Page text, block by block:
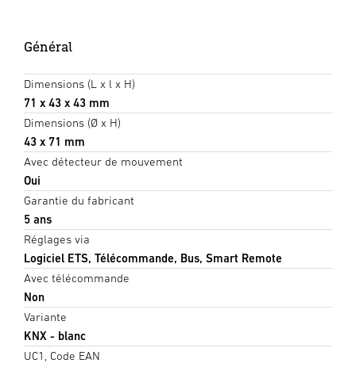
Général
Dimensions (L x l x H)
71 x 43 x 43 mm
Dimensions (Ø x H)
43 x 71 mm
Avec détecteur de mouvement
Oui
Garantie du fabricant
5 ans
Réglages via
Logiciel ETS, Télécommande, Bus, Smart Remote
Avec télécommande
Non
Variante
KNX - blanc
UC1, Code EAN